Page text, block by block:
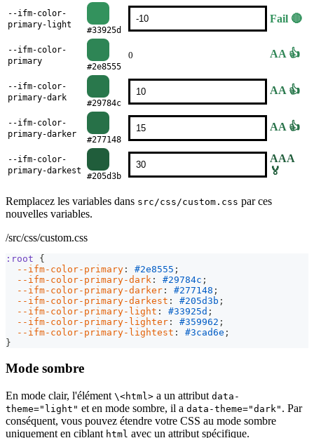
--ifm-color-
primary-light
#33925d
Fail 🔴
--ifm-color-
primary
#2e8555
0 AA 👍
--ifm-color-
primary-dark
#29784c
AA 👍
--ifm-color-
primary-darker
#277148
AA 👍
--ifm-color-
primary-darkest
#205d3b
AAA
🏅
Remplacez les variables dans src/css/custom.css par ces
nouvelles variables.
/src/css/custom.css
:root
{
--ifm-color-primary : #2e8555 ;
--ifm-color-primary-dark : #29784c ;
--ifm-color-primary-darker : #277148 ;
--ifm-color-primary-darkest : #205d3b ;
--ifm-color-primary-light : #33925d ;
--ifm-color-primary-lighter : #359962 ;
--ifm-color-primary-lightest : #3cad6e ;
}
Mode sombre
En mode clair, l'élément \<html> a un attribut data-
theme="light" et en mode sombre, il a data-theme="dark" . Par
conséquent, vous pouvez étendre votre CSS au mode sombre
uniquement en ciblant html avec un attribut spécifique.